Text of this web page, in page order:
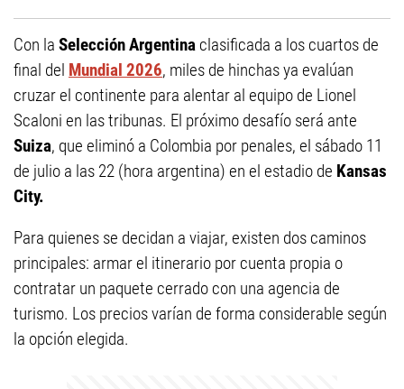
Con la Selección Argentina clasificada a los cuartos de
final del Mundial 2026, miles de hinchas ya evalúan
cruzar el continente para alentar al equipo de Lionel
Scaloni en las tribunas. El próximo desafío será ante
Suiza, que eliminó a Colombia por penales, el sábado 11
de julio a las 22 (hora argentina) en el estadio de Kansas
City.
Para quienes se decidan a viajar, existen dos caminos
principales: armar el itinerario por cuenta propia o
contratar un paquete cerrado con una agencia de
turismo. Los precios varían de forma considerable según
la opción elegida.